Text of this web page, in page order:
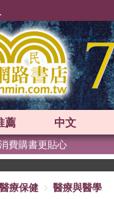
薦 中文
費購書更貼心
醫療保健 醫療與醫學